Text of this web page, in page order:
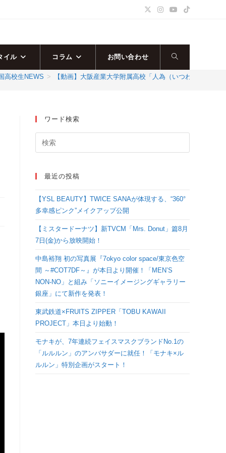
イル コラム お問い合わせ ウ
サ
検
索
を
高校生NEWS > 【動画】大阪産業大学附属高校「人為（いつわり）」を
ワード検索
最近の投稿
【YSL BEAUTY】TWICE SANAが体現する、“360°
多幸感ピンク”メイクアップ公開
【ミスタードーナツ】新TVCM「Mrs. Donut」篇8月
7日(金)から放映開始！
中島裕翔 初の写真展『7okyo color space/東京色空
間 ～#COT7DF～』が本日より開催！「MEN’S
NON-NO」と組み「ソニーイメージングギャラリー
銀座」にて新作を発表！
東武鉄道×FRUITS ZIPPER「TOBU KAWAII
PROJECT」本日より始動！
モナキが、7年連続フェイスマスクブランドNo.1の
「ルルルン」のアンバサダーに就任！「モナキ×ル
ルルン」特別企画がスタート！